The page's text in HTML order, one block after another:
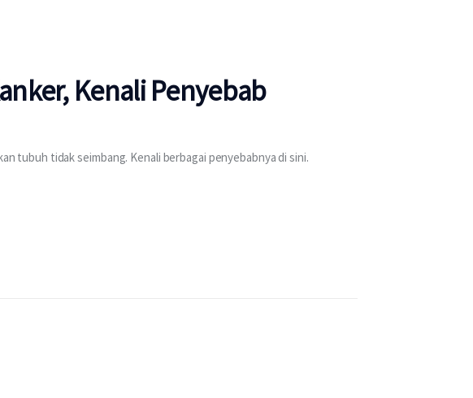
Kenali Penyebab
tubuh tidak seimbang. Kenali berbagai penyebabnya di sini.